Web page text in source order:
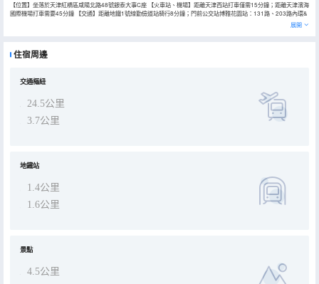
【位置】坐落於天津紅橋區咸陽北路48號銀泰大事C座 【火車站、機場】距離天津西站打車僅需15分鐘；距離天津濱海
國際機場打車需要45分鐘 【交通】距離地鐵1號線勤儉道站騎行8分鐘；門前公交站博雅花園站：131路、203路內環&
外環、211路、215路627路 【周邊景點】距離西北角、洪湖裏美食街打車20分鐘；距離“天津之眼”摩天輪、古文化
街、平津戰役紀念館車程20分鐘 【周邊配套】陸家嘴中心；鵬欣·水遊城 【周邊學校】距離天津商業大學騎行8分鐘；
展開
住宿周邊
交通樞紐
24.5公里
3.7公里
地鐵站
1.4公里
1.6公里
景點
4.5公里